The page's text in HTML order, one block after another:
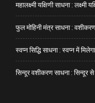
महालक्ष्मी यक्षिणी साधना : लक्ष्मी
फुल मोहिनी मंत्र साधना :
स्वप्न सिद्धि साधना : स्वप्न में
सिन्दूर वशीकरण साधना : सिन्दूर